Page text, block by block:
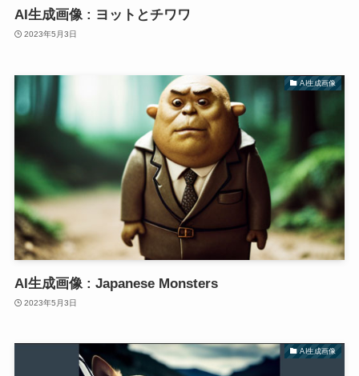
AI生成画像 : ヨットとチワワ
2023年5月3日
AI生成画像
AI生成画像 : Japanese Monsters
2023年5月3日
AI生成画像